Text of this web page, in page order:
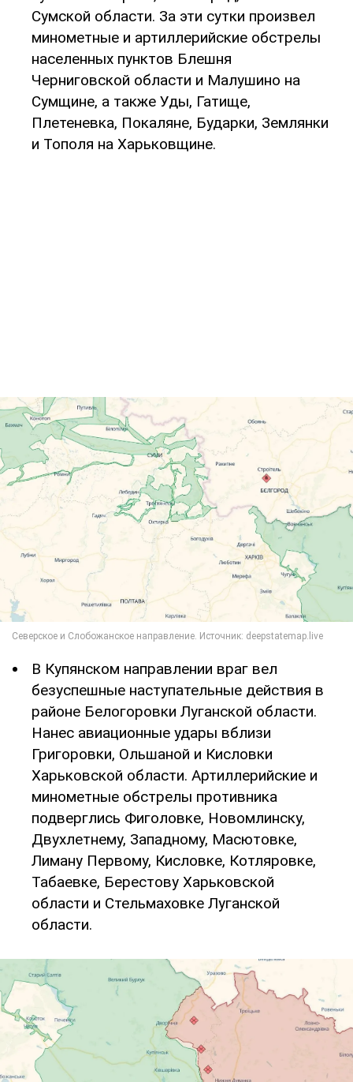
Сумской области. За эти сутки произвел
минометные и артиллерийские обстрелы
населенных пунктов Блешня
Черниговской области и Малушино на
Сумщине, а также Уды, Гатище,
Плетеневка, Покаляне, Бударки, Землянки
и Тополя на Харьковщине.
В Купянском направлении враг вел
безуспешные наступательные действия в
районе Белогоровки Луганской области.
Нанес авиационные удары вблизи
Григоровки, Ольшаной и Кисловки
Харьковской области. Артиллерийские и
минометные обстрелы противника
подверглись Фиголовке, Новомлинску,
Двухлетнему, Западному, Масютовке,
Лиману Первому, Кисловке, Котляровке,
Табаевке, Берестову Харьковской
области и Стельмаховке Луганской
области.